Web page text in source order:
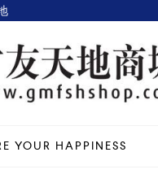
YOUR HAPPINESS